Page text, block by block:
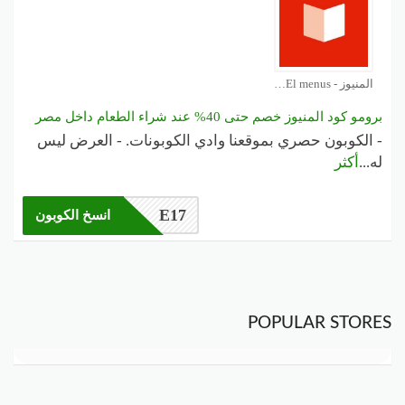
المنيوز - El menus كوبون
برومو كود المنيوز خصم حتى 40% عند شراء الطعام داخل مصر
- الكوبون حصري بموقعنا وادي الكوبونات. - العرض ليس
له... أكثر
E17 انسخ الكوبون
POPULAR STORES